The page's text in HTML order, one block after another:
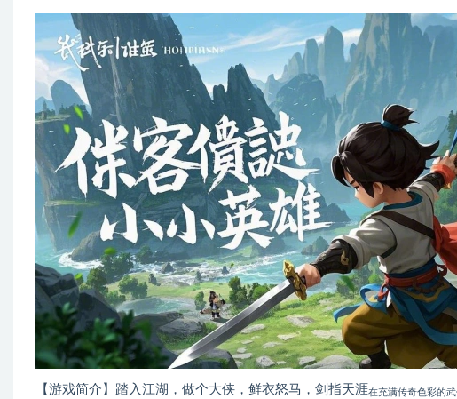
【游戏简介】踏入江湖，做个大侠，鲜衣怒马，剑指天涯在充满传奇色彩的